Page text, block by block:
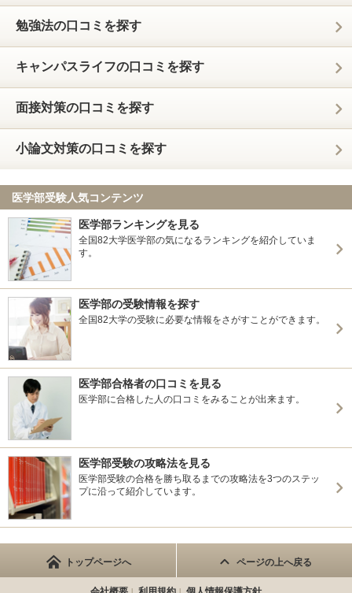
勉強法の口コミを探す
キャンパスライフの口コミを探す
面接対策の口コミを探す
小論文対策の口コミを探す
医学部受験人気コンテンツ
医学部ランキングを見る
全国82大学医学部の気になるランキングを紹介していま
す。
医学部の受験情報を探す
全国82大学の受験に必要な情報をさがすことができます。
医学部合格者の口コミを見る
医学部に合格した人の口コミをみることが出来ます。
医学部受験の攻略法を見る
医学部受験の合格を勝ち取るまでの攻略法を3つのステッ
プに沿って紹介しています。
トップページへ ページの上へ戻る